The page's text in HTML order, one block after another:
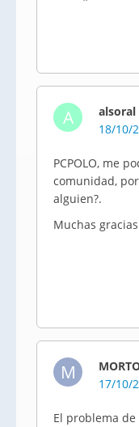
A
alsoral
18/10/
PCPOLO, me
comunidad,
alguien?.
Muchas gracias
M
17/10/
El problema